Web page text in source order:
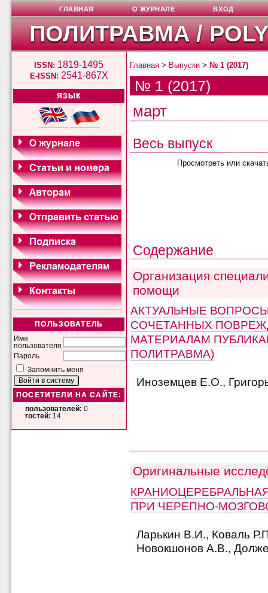
ПОЛИТРАВМА /
ISSN: 1819-1495
E-ISSN: 2541-867X
ЯЗЫК
ПОЛЬЗОВАТЕЛЬ
Имя
пользователя
Пароль
Запомнить меня
ПОСЕТИТЕЛИ НА САЙТЕ:
пользователей: 0
гостей: 14
ГЛАВНАЯ О ЖУРНАЛЕ ВХОД
Главная > Выпуски > № 1 (2017)
№ 1 (2017)
март
Весь выпуск
Просмотреть или
Содержание
Организация
помощи
АКТУАЛЬНЫЕ
СОЧЕТАННЫХ
МАТЕРИАЛАМ
ПОЛИТРАВМА)
Иноземцев Е.О.,
Оригинальные
ПРИ ЧЕРЕПНО-
Ларькин В.И., Коваль
Новокшонов А.В.,